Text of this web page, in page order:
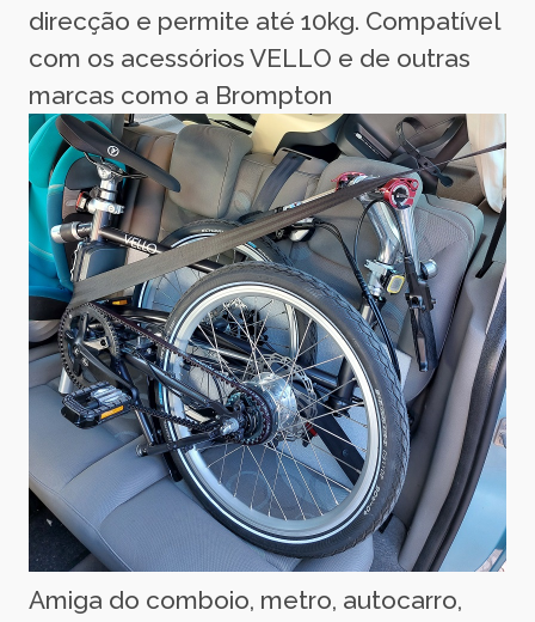
direcção e permite até 10kg. Compatível
com os acessórios VELLO e de outras
marcas como a Brompton
Amiga do comboio, metro, autocarro,